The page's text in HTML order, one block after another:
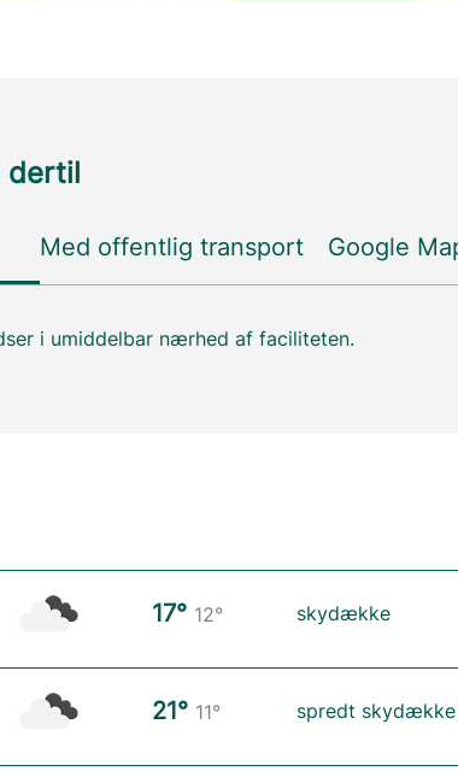
dertil
Med offentlig transport Google
i umiddelbar nærhed af faciliteten.
17° 12° skydække
21° 11° spredt skydække